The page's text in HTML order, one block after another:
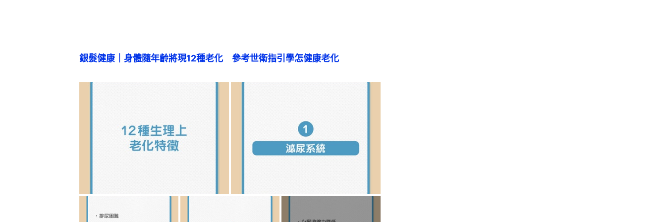
銀髮健康｜身體隨年齡將現12種老化　參考世衛指引學怎健康老化